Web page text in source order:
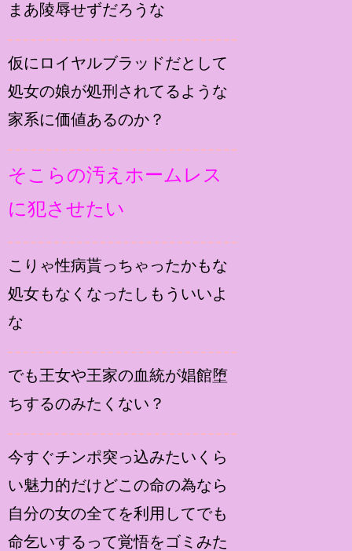
まあ陵辱せずだろうな
仮にロイヤルブラッドだとして
処女の娘が処刑されてるような
家系に価値あるのか？
そこらの汚えホームレス
に犯させたい
こりゃ性病貰っちゃったかもな
処女もなくなったしもういいよ
な
でも王女や王家の血統が娼館堕
ちするのみたくない？
今すぐチンポ突っ込みたいくら
い魅力的だけどこの命の為なら
自分の女の全てを利用してでも
命乞いするって覚悟をゴミみた